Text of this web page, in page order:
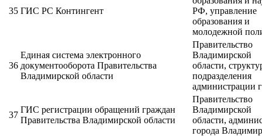
35 ГИС РС Контингент
РФ, управление
образования и
молодежной
36
Единая система электронного
документооборота Правительства
Владимирской области
Правительство
Владимирской
области,
подразделения
администрации
37
ГИС регистрации обращений граждан
Правительства Владимирской области
Правительство
Владимирской
области,
города Владимир